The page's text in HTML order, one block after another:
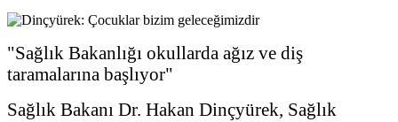
"Sağlık Bakanlığı okullarda ağız ve diş
taramalarına başlıyor"
Sağlık Bakanı Dr. Hakan Dinçyürek, Sağlık